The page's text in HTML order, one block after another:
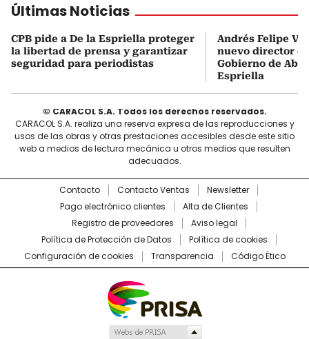
Últimas Noticias
CPB pide a De la Espriella proteger
la libertad de prensa y garantizar
seguridad para periodistas
Andrés Felipe
nuevo director
Gobierno de
Espriella
© CARACOL S.A. Todos los derechos reservados.
CARACOL S.A. realiza una reserva expresa de las reproducciones y
usos de las obras y otras prestaciones accesibles desde este sitio
web a medios de lectura mecánica u otros medios que resulten
adecuados.
Contacto Contacto Ventas
Newsletter
Pago electrónico clientes
Alta de Clientes
Registro de proveedores
Aviso legal
Política de Protección de Datos
Política de cookies
Configuración de cookies
Transparencia Código Ético